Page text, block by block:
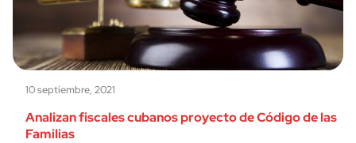
10 septiembre, 2021
Analizan fiscales cubanos proyecto de Código de las
Familias